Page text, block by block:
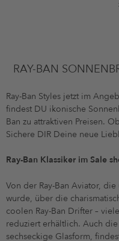
RAY-BAN
Ray-Ban Styles jetzt im
findest DU ikonische
Ban zu attraktiven Preisen.
Sichere DIR Deine neue
Ray-Ban Klassiker im Sale
Von der Ray-Ban Aviator,
wurde, über die
coolen Ray-Ban Drifter –
reduziert erhältlich. Auch
sechseckige Glasform,